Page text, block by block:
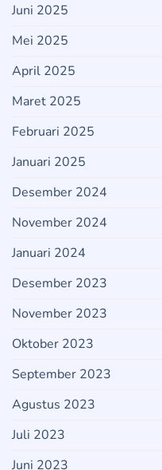
Juni 2025
Mei 2025
April 2025
Maret 2025
Februari 2025
Januari 2025
Desember 2024
November 2024
Januari 2024
Desember 2023
November 2023
Oktober 2023
September 2023
Agustus 2023
Juli 2023
Juni 2023